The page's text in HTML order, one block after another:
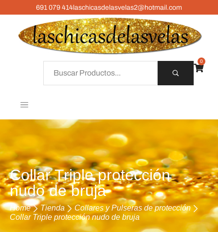
691 079 414laschicasdelasvelas2@hotmail.com
0
Collar Triple protección
nudo de bruja
Home Tienda
Collares y Pulseras de protección
Collar Triple protección nudo de bruja